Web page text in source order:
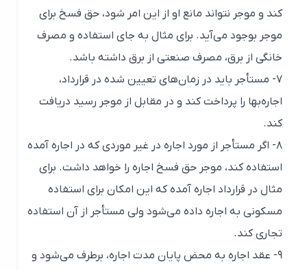
کند و موجر نتواند مانع او از این امر شود، حق فسخ برای
موجر بوجود می‌آید. برای مثال به جای استفاده و مصرف
خانگی از برق، مصرف صنعتی از برق داشته باشد.
۷- مستأجر باید در زمان‌های تعیین شده در قرارداد،
اجاره‌بها را پرداخت کند و در مقابل از موجر رسید دریافت
۸- اگر مستأجر از مورد اجاره در غیر موردی که در اجاره‌ آمده
استفاده کند، موجر حق فسخ اجاره را خواهد داشت. برای
مثال در قرارداد اجاره آمده که این امکان برای استفاده
مسکونی به اجاره داده می‌شود ولی مستأجر از آن استفاده
تجاری کند.
۹- عقد اجاره به محض پایان مدت اجاره، برطرف می‌شود و